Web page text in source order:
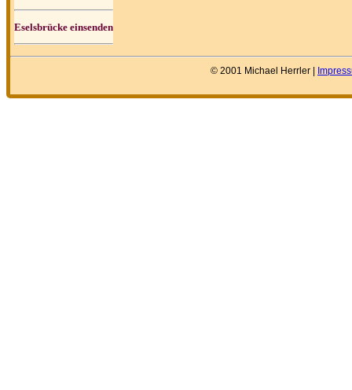
Eselsbrücke einsenden
© 2001 Michael Herrler |